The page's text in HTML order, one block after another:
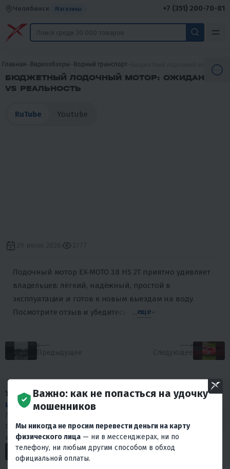
Челябинск Магазины +7 (351) 200-70-81
Главная Видеообзоры Водный транспорт Бюджетный лодочный мотор:
БЮДЖЕТНЫЙ ЛОДОЧНЫЙ МОТОР: ОЖИДАНИЕ
VS РЕАЛЬНОСТЬ
RuTube Youtube
Лодочный мотор EX-MOTO 3.8 HS 2T приятно удивляет
владельцев: лёгкий, надёжный, простой в
эксплуатации и готов к новым выездам на воду.
Посмотрите отзыв и убедитесь сами! 🚤
...еще
Предыдущее Следующее
У НАС МНОГО
ИНТЕРЕСНОГО КОНТЕНТА
Любишь драйв и интересуешься мототехникой?
Подписывайся на наши социальные сети. У нас много
интересного.
Важно: как не попасться на удочку
мошенников
Мы никогда не просим перевести деньги на карту
физического лица — ни в мессенджерах, ни по
телефону, ни любым другим способом в обход
официальной оплаты.